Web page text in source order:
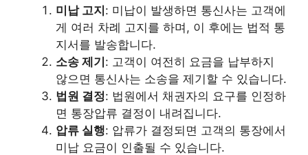
미납 고지: 미납이 발생하면 통신사는 고객에
게 여러 차례 고지를 하며, 이 후에는 법적 통
지서를 발송합니다.
소송 제기: 고객이 여전히 요금을 납부하지
않으면 통신사는 소송을 제기할 수 있습니다.
법원 결정: 법원에서 채권자의 요구를 인정하
면 통장압류 결정이 내려집니다.
압류 실행: 압류가 결정되면 고객의 통장에서
미납 요금이 인출될 수 있습니다.